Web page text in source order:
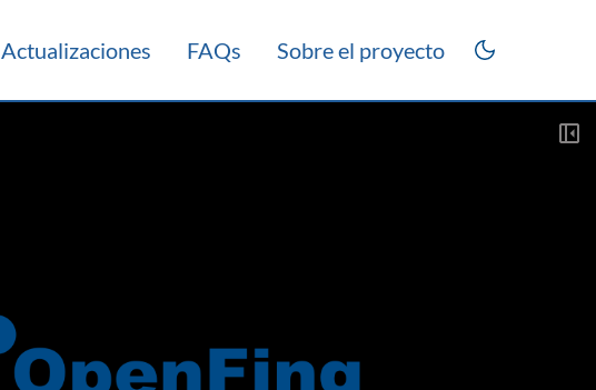
Actualizaciones FAQs Sobre el proyecto